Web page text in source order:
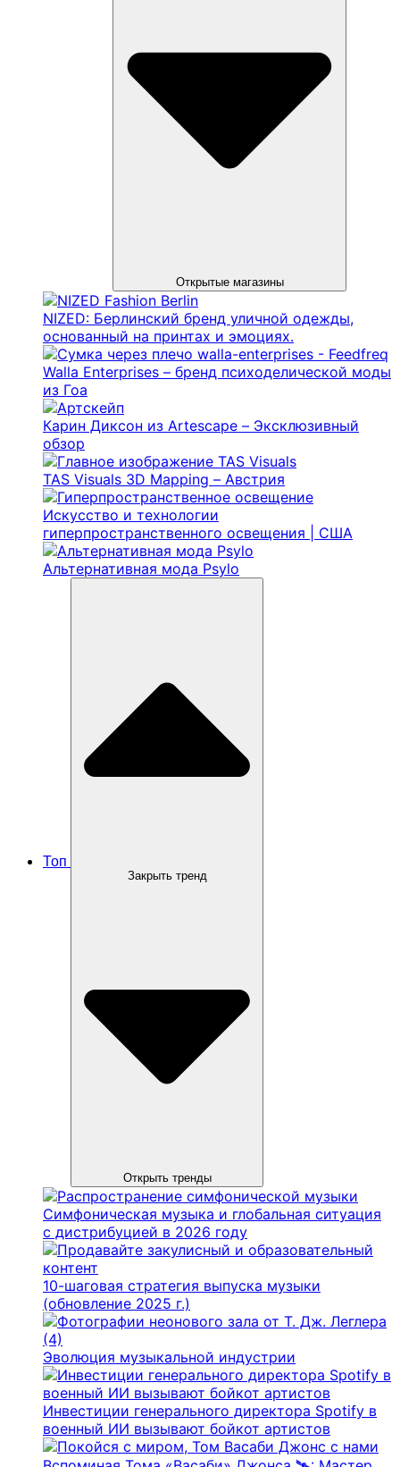
Открытые магазины
NIZED: Берлинский бренд уличной одежды,
основанный на принтах и ​​эмоциях.
Walla Enterprises – бренд психоделической моды
из Гоа
Карин Диксон из Artescape – Эксклюзивный
обзор
TAS Visuals 3D Mapping – Австрия
Искусство и технологии
гиперпространственного освещения | США
Альтернативная мода Psylo
Топ
Закрыть тренд
Открыть тренды
Симфоническая музыка и глобальная ситуация
с дистрибуцией в 2026 году
10-шаговая стратегия выпуска музыки
(обновление 2025 г.)
Эволюция музыкальной индустрии
Инвестиции генерального директора Spotify в
военный ИИ вызывают бойкот артистов